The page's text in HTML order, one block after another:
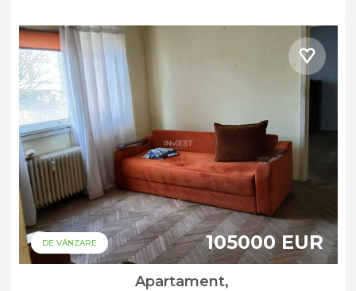
DE VÂNZARE 105000 EUR
Apartament,